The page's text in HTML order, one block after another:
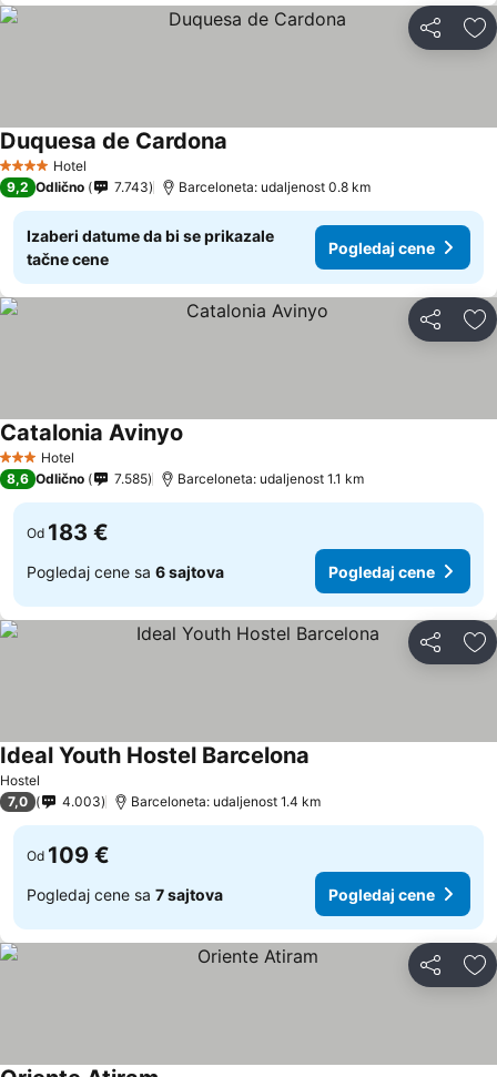
Deli
4 ZvezdiceHotel
Duquesa de Cardona
9,2 Odlično 7.743 Barceloneta: udaljenost 0.8 km
Izaberi datume da bi se prikazale
tačne cene
Pogledaj cene
Deli
3 Zvezdice
Hotel
Catalonia Avinyo
8,6 Odlično 7.585 Barceloneta: udaljenost 1.1 km
Od 183 €
Pogledaj cene sa 6 sajtova Pogledaj cene
Deli
Hostel
Ideal Youth Hostel Barcelona
7,0 4.003 Barceloneta: udaljenost 1.4 km
Od 109 €
Pogledaj cene sa 7 sajtova Pogledaj cene
Deli